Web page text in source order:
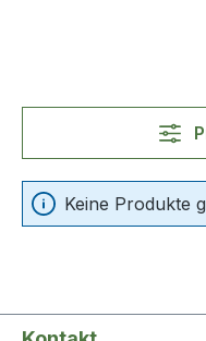
Keine Produkte